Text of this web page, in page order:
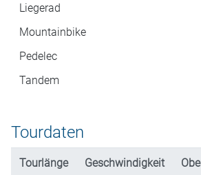
Liegerad
Mountainbike
Pedelec
Tandem
Tourdaten
Tourlänge Geschwindigkeit